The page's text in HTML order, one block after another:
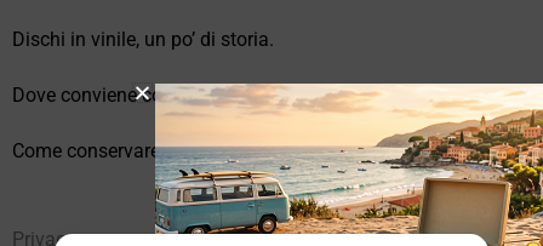
Dischi in vinile, un po’ di storia.
Dove conviene comprare vinili online?
Come conservare correttamente i vinili usati
Privacy